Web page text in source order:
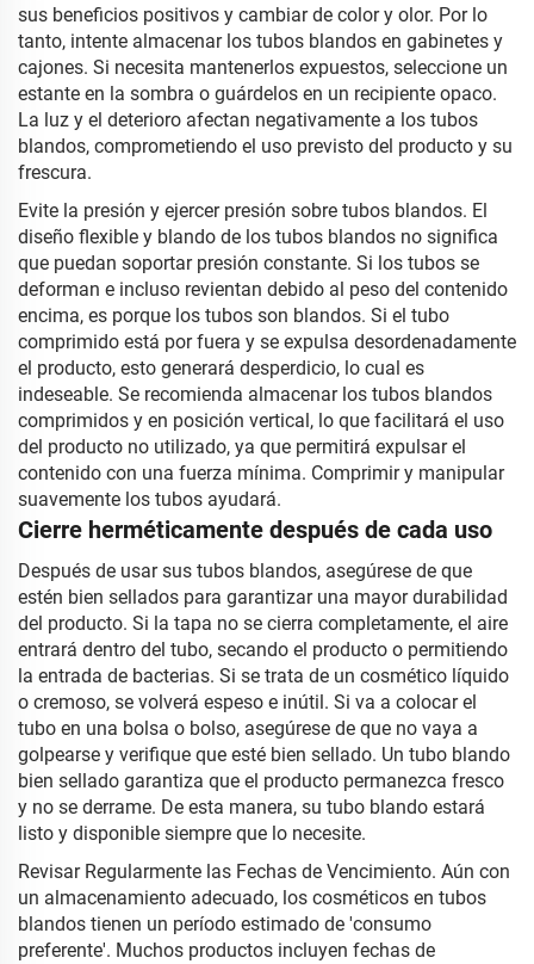
sus beneficios positivos y cambiar de color y olor. Por lo
tanto, intente almacenar los tubos blandos en gabinetes y
cajones. Si necesita mantenerlos expuestos, seleccione un
estante en la sombra o guárdelos en un recipiente opaco.
La luz y el deterioro afectan negativamente a los tubos
blandos, comprometiendo el uso previsto del producto y su
frescura.
Evite la presión y ejercer presión sobre tubos blandos. El
diseño flexible y blando de los tubos blandos no significa
que puedan soportar presión constante. Si los tubos se
deforman e incluso revientan debido al peso del contenido
encima, es porque los tubos son blandos. Si el tubo
comprimido está por fuera y se expulsa desordenadamente
el producto, esto generará desperdicio, lo cual es
indeseable. Se recomienda almacenar los tubos blandos
comprimidos y en posición vertical, lo que facilitará el uso
del producto no utilizado, ya que permitirá expulsar el
contenido con una fuerza mínima. Comprimir y manipular
suavemente los tubos ayudará.
Cierre herméticamente después de cada uso
Después de usar sus tubos blandos, asegúrese de que
estén bien sellados para garantizar una mayor durabilidad
del producto. Si la tapa no se cierra completamente, el aire
entrará dentro del tubo, secando el producto o permitiendo
la entrada de bacterias. Si se trata de un cosmético líquido
o cremoso, se volverá espeso e inútil. Si va a colocar el
tubo en una bolsa o bolso, asegúrese de que no vaya a
golpearse y verifique que esté bien sellado. Un tubo blando
bien sellado garantiza que el producto permanezca fresco
y no se derrame. De esta manera, su tubo blando estará
listo y disponible siempre que lo necesite.
Revisar Regularmente las Fechas de Vencimiento. Aún con
un almacenamiento adecuado, los cosméticos en tubos
blandos tienen un período estimado de 'consumo
preferente'. Muchos productos incluyen fechas de